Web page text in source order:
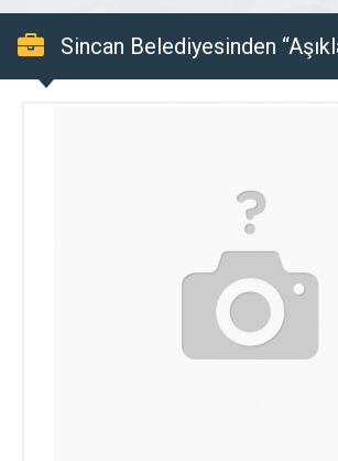
Sincan Belediyesinden